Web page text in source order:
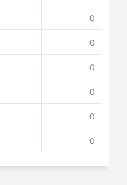
0
0
0
0
0
0